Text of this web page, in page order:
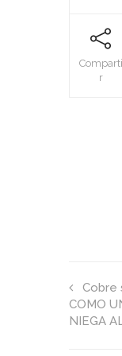
Comparti
r
Cobre
COMO
NIEGA